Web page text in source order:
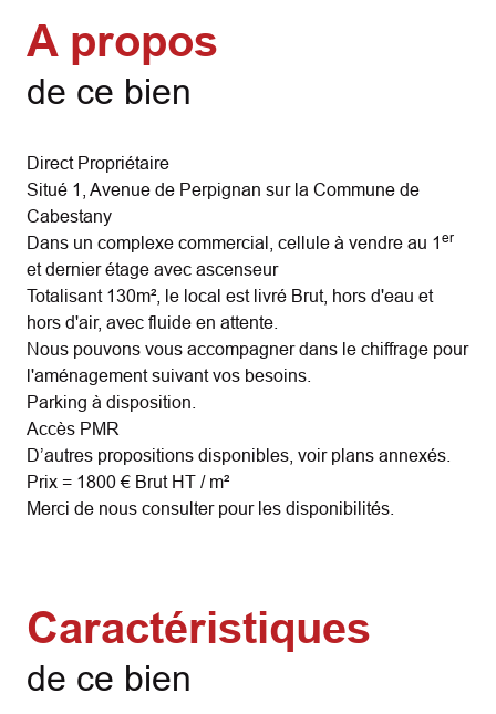
A propos
de ce bien
Direct Propriétaire
Situé 1, Avenue de Perpignan sur la Commune de
Cabestany
Dans un complexe commercial, cellule à vendre au 1 er
et dernier étage avec ascenseur
Totalisant 130m², le local est livré Brut, hors d'eau et
hors d'air, avec fluide en attente.
Nous pouvons vous accompagner dans le chiffrage pour
l'aménagement suivant vos besoins.
Parking à disposition.
Accès PMR
D’autres propositions disponibles, voir plans annexés.
Prix = 1800 € Brut HT / m²
Merci de nous consulter pour les disponibilités.
Caractéristiques
de ce bien